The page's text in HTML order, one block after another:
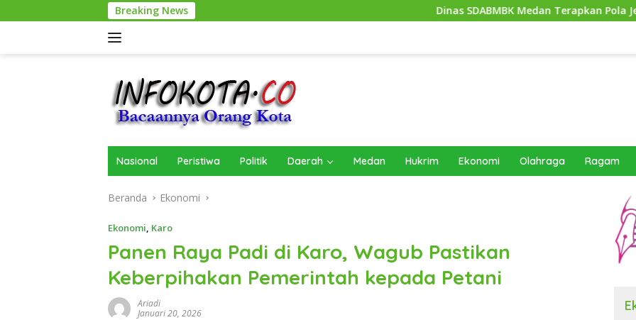
ke
Breaking News Dinas SDABMBK Medan Terapkan Pola Jemput Bola,
Nasional Peristiwa Politik Daerah Medan Hukrim Ekonomi Olahraga Ragam
Beranda Ekonomi
Ekonomi, Karo
Panen Raya Padi di Karo, Wagub Pastikan
Keberpihakan Pemerintah kepada Petani
Ariadi
Januari 20, 2026